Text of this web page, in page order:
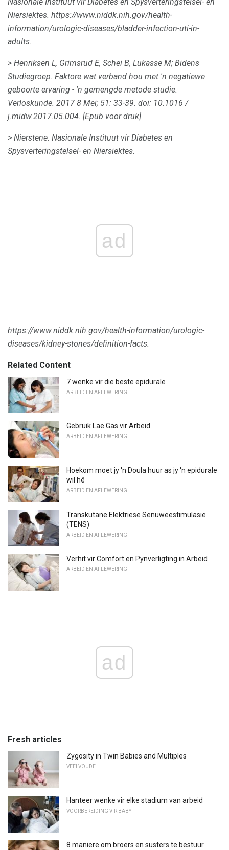
Niersiektes. https://www.niddk.nih.gov/health-
information/urologic-diseases/bladder-infection-uti-in-
adults.
> Henriksen L, Grimsrud E, Schei B, Lukasse M; Bidens
Studiegroep. Faktore wat verband hou met 'n negatiewe
geboorte ervaring - 'n gemengde metode studie.
Verloskunde. 2017 8 Mei; 51: 33-39. doi: 10.1016 /
j.midw.2017.05.004. [Epub voor druk]
> Nierstene. Nasionale Instituut vir Diabetes en
Spysverteringstelsel- en Niersiektes.
ad
https://www.niddk.nih.gov/health-information/urologic-
diseases/kidney-stones/definition-facts.
Related Content
7 wenke vir die beste epidurale
ARBEID EN AFLEWERING
Gebruik Lae Gas vir Arbeid
ARBEID EN AFLEWERING
Hoekom moet jy 'n Doula huur as jy 'n epidurale
wil hê
ARBEID EN AFLEWERING
Transkutane Elektriese Senuweestimulasie
(TENS)
ARBEID EN AFLEWERING
Verhit vir Comfort en Pynverligting in Arbeid
ARBEID EN AFLEWERING
ad
Fresh articles
Zygosity in Twin Babies and Multiples
VEELVOUDE
Hanteer wenke vir elke stadium van arbeid
VOORBEREIDING VIR BABY
8 maniere om broers en susters te bestuur